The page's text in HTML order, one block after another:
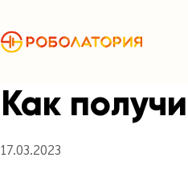
Как
17.03.2023